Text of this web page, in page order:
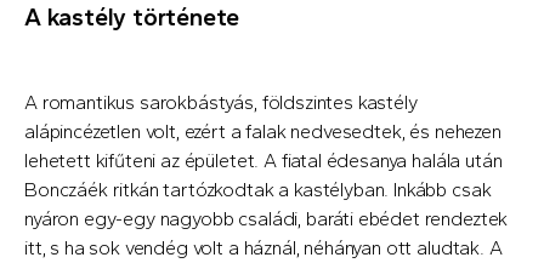
A kastély története
A romantikus sarokbástyás, földszintes kastély
alápincézetlen volt, ezért a falak nedvesedtek, és nehezen
lehetett kifűteni az épületet. A fiatal édesanya halála után
Bonczáék ritkán tartózkodtak a kastélyban. Inkább csak
nyáron egy-egy nagyobb családi, baráti ebédet rendeztek
itt, s ha sok vendég volt a háznál, néhányan ott aludtak. A